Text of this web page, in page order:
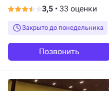
3,5 • 33 оценки
Закрыто до понедельника
Позвонить